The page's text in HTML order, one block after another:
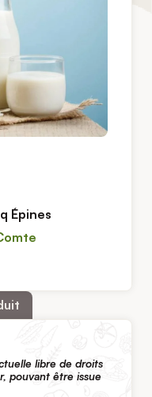
Épines
libre de droits
pouvant être issue